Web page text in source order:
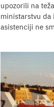
upozorili na
ministarstvu da
asistenciji ne